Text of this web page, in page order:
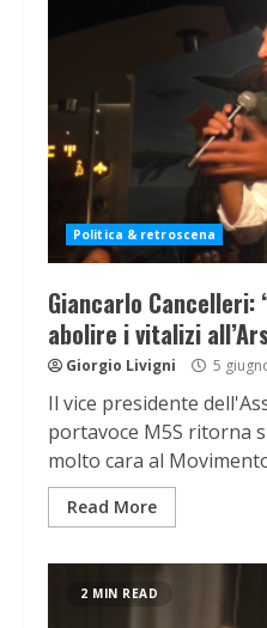
Politica & retroscena
Giancarlo Cancelleri:
abolire i vitalizi
Giorgio Livigni 5
Il vice presidente
portavoce M5S ritorna
molto cara al
Read More
2 MIN READ